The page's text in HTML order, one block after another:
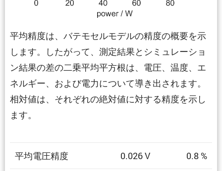
平均精度は、バテモセルモデルの精度の概要を示
します。したがって、測定結果とシミュレーショ
ン結果の差の二乗平均平方根は、電圧、温度、エ
ネルギー、および電力について導き出されます。
相対値は、それぞれの絶対値に対する精度を示し
ます。
平均電圧精度 0.026 V 0.8 %